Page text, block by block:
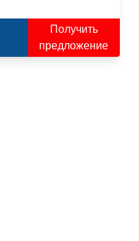
Получить
предложение